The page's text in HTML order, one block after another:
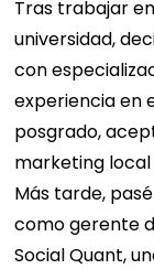
Tras trabajar
universidad,
con
experiencia en
posgrado,
marketing
Más tarde,
como gerente
Social Quant,